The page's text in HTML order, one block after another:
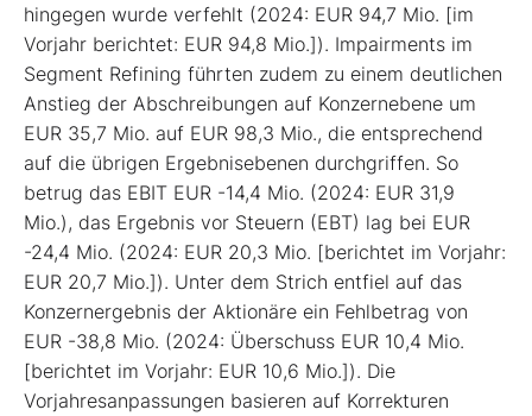
hingegen wurde verfehlt (2024: EUR 94,7 Mio. [im
Vorjahr berichtet: EUR 94,8 Mio.]). Impairments im
Segment Refining führten zudem zu einem deutlichen
Anstieg der Abschreibungen auf Konzernebene um
EUR 35,7 Mio. auf EUR 98,3 Mio., die entsprechend
auf die übrigen Ergebnisebenen durchgriffen. So
betrug das EBIT EUR -14,4 Mio. (2024: EUR 31,9
Mio.), das Ergebnis vor Steuern (EBT) lag bei EUR
-24,4 Mio. (2024: EUR 20,3 Mio. [berichtet im Vorjahr:
EUR 20,7 Mio.]). Unter dem Strich entfiel auf das
Konzernergebnis der Aktionäre ein Fehlbetrag von
EUR -38,8 Mio. (2024: Überschuss EUR 10,4 Mio.
[berichtet im Vorjahr: EUR 10,6 Mio.]). Die
Vorjahresanpassungen basieren auf Korrekturen